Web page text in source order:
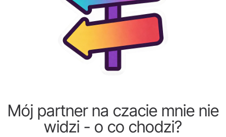
Mój partner na czacie mnie nie
widzi - o co chodzi?